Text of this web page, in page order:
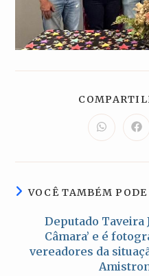
Abre
em
nova
em
VOCÊ TAMBÉM PODE
Deputado Taveira
Câmara’ e é
vereadores da